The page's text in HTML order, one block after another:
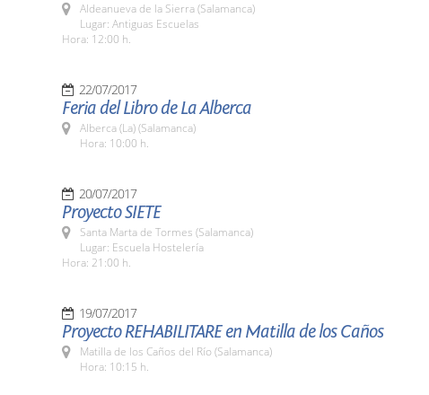
Aldeanueva de la Sierra (Salamanca)
Lugar: Antiguas Escuelas
Hora: 12:00 h.
22/07/2017
Feria del Libro de La Alberca
Alberca (La) (Salamanca)
Hora: 10:00 h.
20/07/2017
Proyecto SIETE
Santa Marta de Tormes (Salamanca)
Lugar: Escuela Hostelería
Hora: 21:00 h.
19/07/2017
Proyecto REHABILITARE en Matilla de los Caños
Matilla de los Caños del Río (Salamanca)
Hora: 10:15 h.